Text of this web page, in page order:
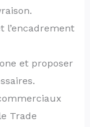
l’encadrement
et proposer
Trade